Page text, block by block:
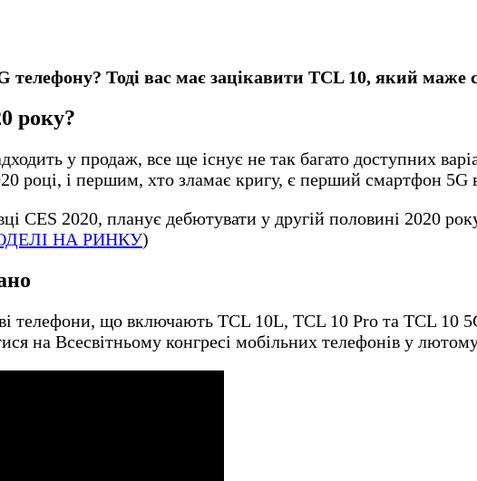
телефону? Тоді вас має зацікавити TCL 10, який
року?
у продаж, все ще існує не так багато доступних
році, і першим, хто зламає кригу, є перший смартфон 5G
CES 2020, планує дебютувати у другій половині 2020
НА РИНКУ)
телефони, що включають TCL 10L, TCL 10 Pro та TCL 10
на Всесвітньому конгресі мобільних телефонів у